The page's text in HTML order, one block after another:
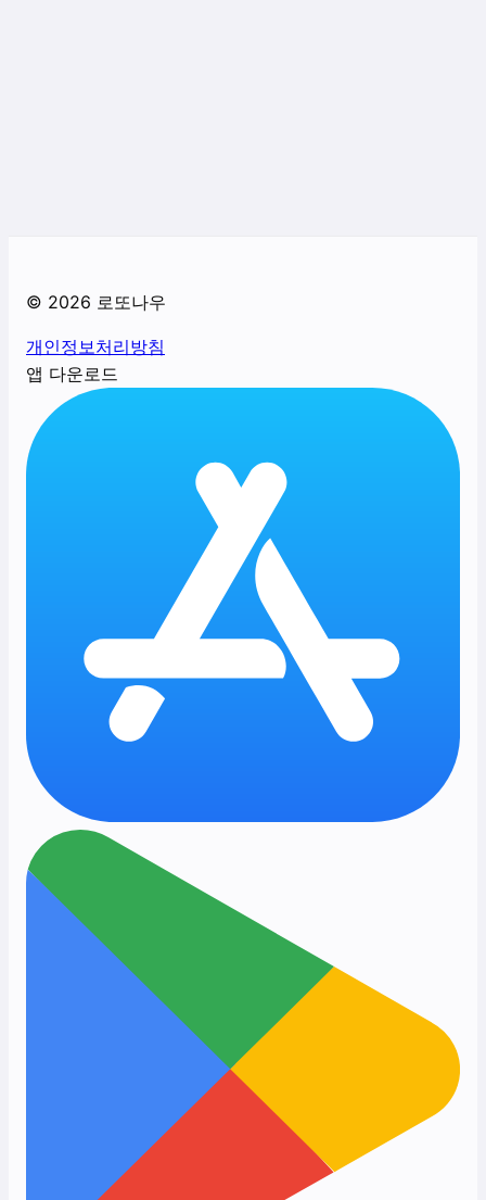
© 2026 로또나우
개인정보처리방침
앱 다운로드